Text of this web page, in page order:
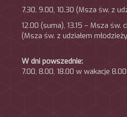
7.30, 9.00, 10.30 (Msza św. z
12.00 (suma), 13.15 – Msza św.
(Msza św. z udziałem
W dni powszednie:
7.00, 8.00, 18.00 w wakacje